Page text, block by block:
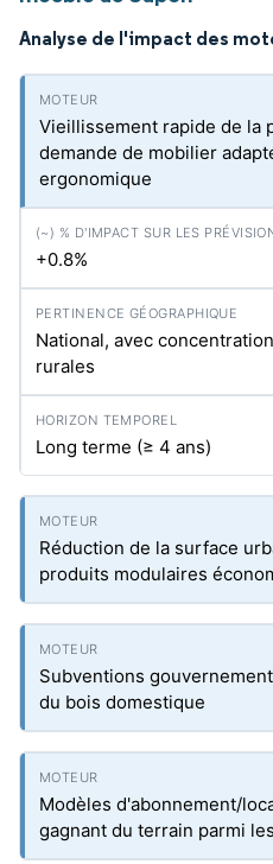
Analyse de l'impact des
Vieillissement rapide de la
demande de mobilier
ergonomique
+0.8%
National, avec
rurales
Long terme (≥ 4 ans)
Réduction de la surface
produits modulaires
Subventions
du bois domestique
Modèles d'abonnement/
gagnant du terrain parmi